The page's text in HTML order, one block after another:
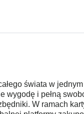
świata w
wygodę i pełną
W ramach